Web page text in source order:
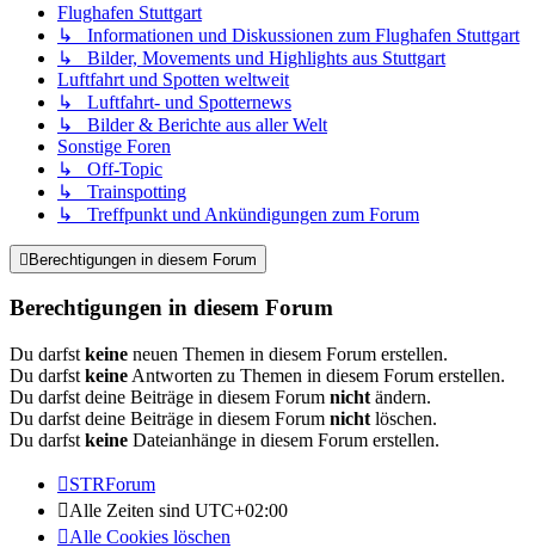
Flughafen Stuttgart
↳ Informationen und Diskussionen zum Flughafen Stuttgart
↳ Bilder, Movements und Highlights aus Stuttgart
Luftfahrt und Spotten weltweit
↳ Luftfahrt- und Spotternews
↳ Bilder & Berichte aus aller Welt
Sonstige Foren
↳ Off-Topic
↳ Trainspotting
↳ Treffpunkt und Ankündigungen zum Forum
Berechtigungen in diesem Forum
Berechtigungen in diesem Forum
Du darfst keine neuen Themen in diesem Forum erstellen.
Du darfst keine Antworten zu Themen in diesem Forum erstellen.
Du darfst deine Beiträge in diesem Forum nicht ändern.
Du darfst deine Beiträge in diesem Forum nicht löschen.
Du darfst keine Dateianhänge in diesem Forum erstellen.
STRForum
Alle Zeiten sind UTC+02:00
Alle Cookies löschen